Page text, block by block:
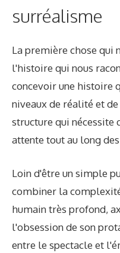
surréalisme
La première chose qui
l'histoire qui nous
concevoir une histoire
niveaux de réalité et
structure qui nécessite
attente tout au long
Loin d'être un simple
combiner la
humain très profond,
l'obsession de son
entre le spectacle et